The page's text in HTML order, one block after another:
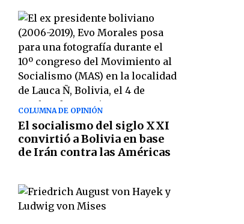
COLUMNA DE OPINIÓN
El socialismo del siglo XXI
convirtió a Bolivia en base
de Irán contra las Américas